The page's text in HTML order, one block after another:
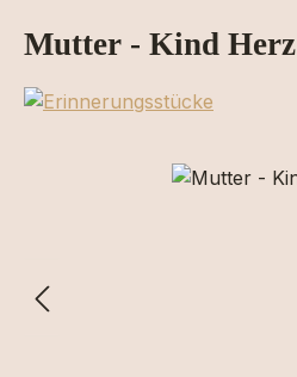
Mutter - Kind Herz
Bildergalerie überspringen